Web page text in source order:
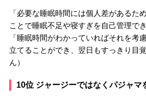
「必要な睡眠時間には個人差があるた
ことで睡眠不足や寝すぎを自己管理で
「睡眠時間がわかっていればそれを考
立てることができ、翌日もすっきり目
ん）
10位 ジャージーではなくパジャマ